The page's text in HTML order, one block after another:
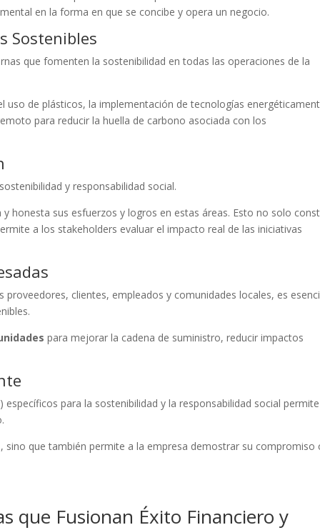
en la forma en que se concibe y opera un negocio.
Sostenibles
que fomenten la sostenibilidad en todas las operaciones de la
uso de plásticos, la implementación de tecnologías
para reducir la huella de carbono asociada con los
y responsabilidad social.
honesta sus esfuerzos y logros en estas áreas. Esto no solo
a los stakeholders evaluar el impacto real de las iniciativas
clientes, empleados y comunidades locales, es
para mejorar la cadena de suministro, reducir impactos
para la sostenibilidad y la responsabilidad social
que también permite a la empresa demostrar su compromiso
que Fusionan Éxito Financiero y